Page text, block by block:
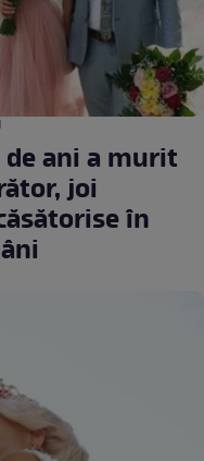
de ani a murit
joi
în